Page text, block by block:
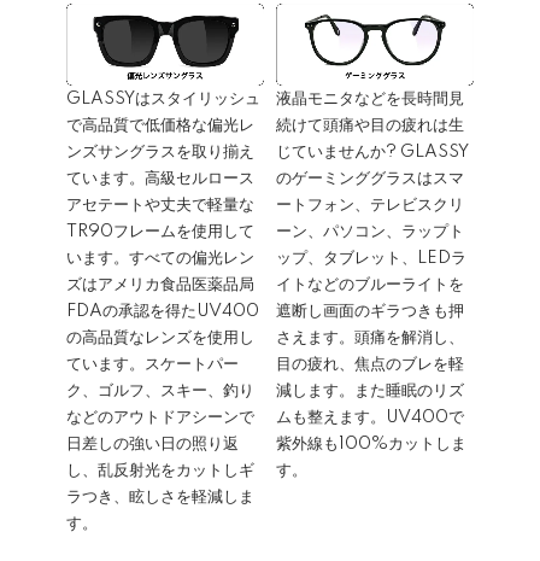
GLASSYはスタイリッシュ
で高品質で低価格な偏光レ
ンズサングラスを取り揃え
ています。高級セルロース
アセテートや丈夫で軽量な
TR90フレームを使用して
います。すべての偏光レン
ズはアメリカ食品医薬品局
FDAの承認を得たUV400
の高品質なレンズを使用し
ています。スケートパー
ク、ゴルフ、スキー、釣り
などのアウトドアシーンで
日差しの強い日の照り返
し、乱反射光をカットしギ
ラつき、眩しさを軽減しま
す。
液晶モニタなどを長時間見
続けて頭痛や目の疲れは生
じていませんか? GLASSY
のゲーミンググラスはスマ
ートフォン、テレビスクリ
ーン、パソコン、ラップト
ップ、タブレット、LEDラ
イトなどのブルーライトを
遮断し画面のギラつきも押
さえます。頭痛を解消し、
目の疲れ、焦点のブレを軽
減します。また睡眠のリズ
ムも整えます。UV400で
紫外線も100%カットしま
す。